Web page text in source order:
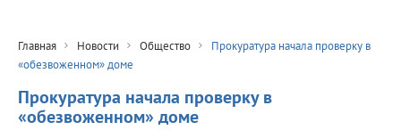
Главная Новости Общество
Прокуратура начала проверку в
«обезвоженном» доме
Прокуратура начала проверку в
«обезвоженном» доме